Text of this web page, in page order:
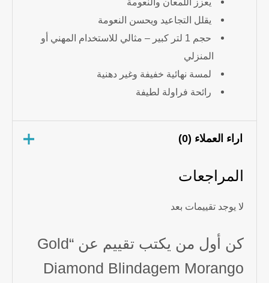
يقلل التجاعيد ويحسن النعومة
حجم 1 لتر كبير – مثالي للاستخدام المهني أو
المنزلي
لمسة نهائية خفيفة وغير دهنية
رائحة فراولة لطيفة
اراء العملاء (0)
المراجعات
لا يوجد تقييمات بعد
كن أول من يكتب تقييم عن “Gold
Diamond Blindagem Morango